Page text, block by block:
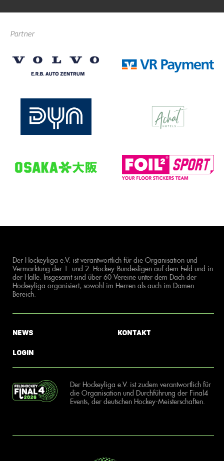
Partner
Der Hockeyliga e.V. ist verantwortlich für die Organisation und
Vermarktung der 1. und 2. Hockey-Bundesligen auf dem Feld und in
der Halle. Insgesamt sind über 60 Vereine unter dem Dach der
Hockeyliga organisiert, sowohl im Herren als auch im Damen
Bereich.
News
Login
Kontakt
Der Hockeyliga e.V. ist zudem verantwortlich für
die Organisation und Durchführung der Final4
Events, der deutschen Hockey-Meisterschaften.